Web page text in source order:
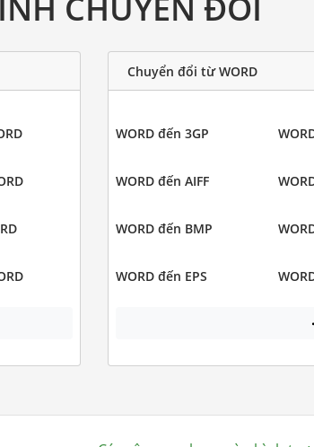
Chuyển đổi từ WORD
WORD đến 3GP
WORD đến AIFF
WORD đến BMP
WORD đến EPS